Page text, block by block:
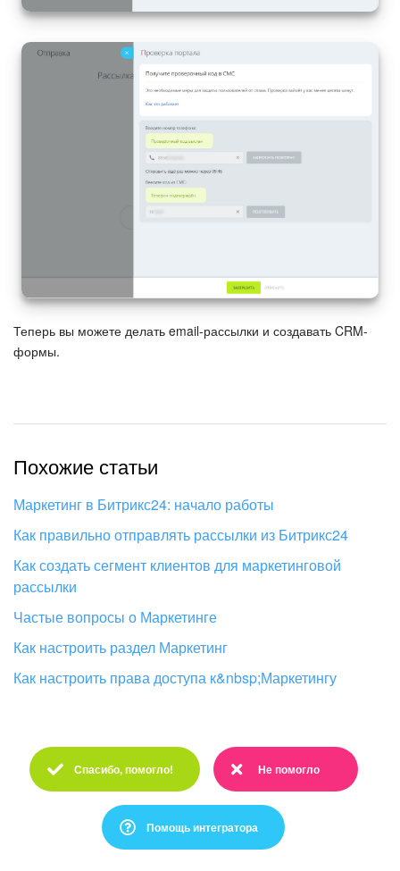
Сотрудники
Бизнес-процессы
Маркетплейс
Контакт-центр
Телефония
Изменения в статьях (архив)
ПОЛУЧИТЬ БЕСПЛАТНО
Теперь вы можете делать email-рассылки и создавать CRM-
формы.
Похожие статьи
Маркетинг в Битрикс24: начало работы
Как правильно отправлять рассылки из Битрикс24
Как создать сегмент клиентов для маркетинговой
рассылки
Частые вопросы о Маркетинге
Как настроить раздел Маркетинг
Как настроить права доступа к&nbsp;Маркетингу
Спасибо, помогло!
Спасибо :)
Не помогло
Очень жаль :(
Помощь интегратора